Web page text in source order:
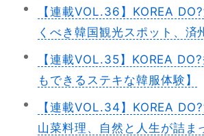
【連載VOL.36】KOREA
くべき韓国観光スポット、済
【連載VOL.35】KOREA
もできるステキな韓服体験】
【連載VOL.34】KOREA
山菜料理、自然と人生が詰ま